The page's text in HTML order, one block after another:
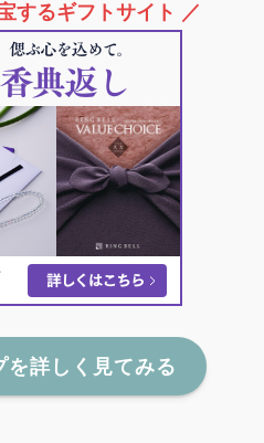
するギフトサイト ／
詳しく見てみる